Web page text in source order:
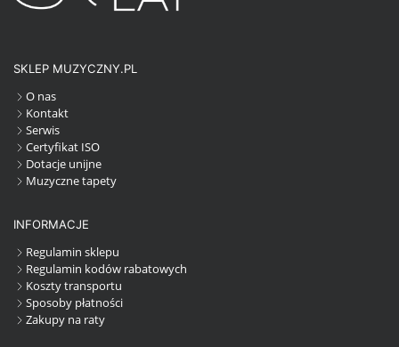
SKLEP MUZYCZNY.PL
O nas
Kontakt
Serwis
Certyfikat ISO
Dotacje unijne
Muzyczne tapety
INFORMACJE
Regulamin sklepu
Regulamin kodów rabatowych
Koszty transportu
Sposoby płatności
Zakupy na raty